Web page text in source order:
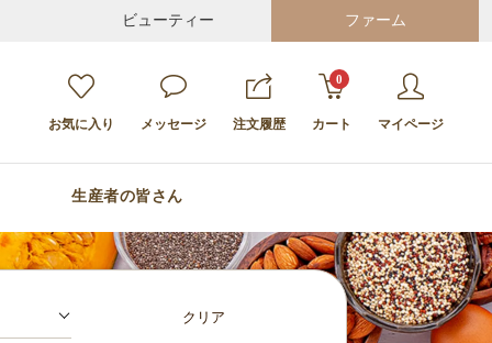
ビューティー ファーム
お気に入り メッセージ 注文履歴
0
カート マイページ
生産者の皆さん
クリア